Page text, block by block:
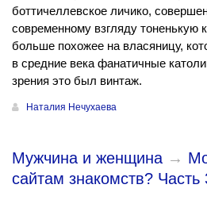
боттичеллевское личико,
современному взгляду тоненькую
больше похожее на власяницу,
в средние века фанатичные
зрения это был винтаж.
Наталия Нечухаева
Мужчина и женщина →
сайтам знакомств?